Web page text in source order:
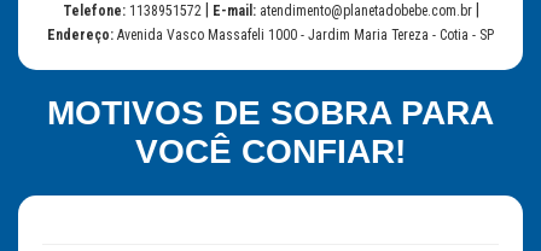
Telefone: 1138951572 E-mail:atendimento@planetadobebe.com.br
Endereço: Avenida Vasco Massafeli 1000 - Jardim Maria Tereza - Cotia - SP
MOTIVOS DE SOBRA PARA
VOCÊ CONFIAR!